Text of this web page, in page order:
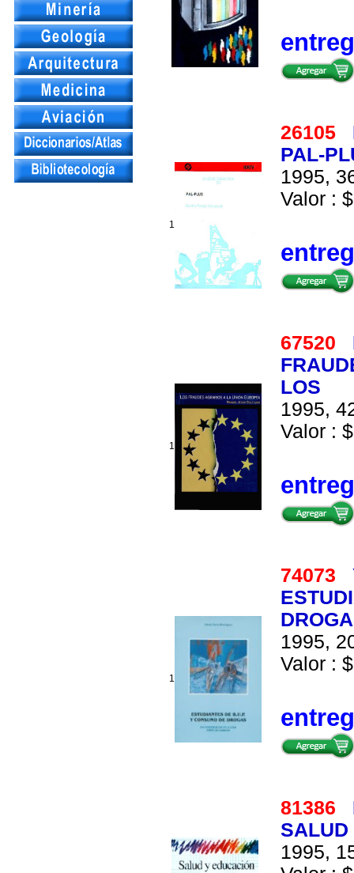
1
26105
PAL-
1995,
Valor :
1
67520
LOS
1995,
Valor :
1
74073
1995,
Valor :
81386
SALUD
1995,